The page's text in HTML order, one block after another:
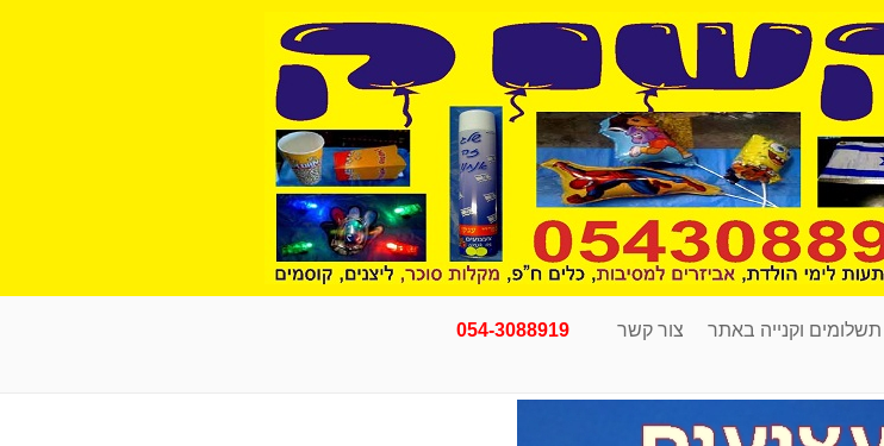
תשלומים וקנייה באתר צור קשר 054-3088919